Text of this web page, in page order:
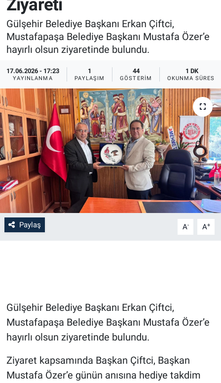
Ziyareti
Gülşehir Belediye Başkanı Erkan Çiftci,
Mustafapaşa Belediye Başkanı Mustafa Özer’e
hayırlı olsun ziyaretinde bulundu.
17.06.2026 - 17:23
YAYINLANMA
1
PAYLAŞIM
44
GÖSTERIM
1 DK
OKUNMA SÜRESI
Paylaş A- A+
Gülşehir Belediye Başkanı Erkan Çiftci,
Mustafapaşa Belediye Başkanı Mustafa Özer’e
hayırlı olsun ziyaretinde bulundu.
Ziyaret kapsamında Başkan Çiftci, Başkan
Mustafa Özer’e günün anısına hediye takdim
Sağlık
Yerel
Genel
Asayiş
İlan - Duyuru- Mesaj
Türkiye Gündemi
Sizden Gelenler
Yaşam
Sağlık
Eğitim
Kültür
3.Sayfa
Medya
Kayseri
Aksaray
İlan - Duyuru- Mesaj
Türkiye Gündemi
Sizden Gelenler